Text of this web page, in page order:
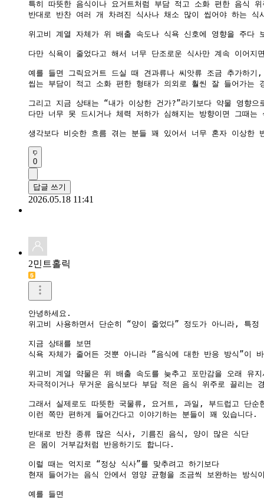
특히 따뜻한 음식이나 요거트처럼 부담 적고 소화 편한 음식
반대로 반찬 여러 개 차려진 식사나 채소 많이 씹어야 하는
위고비 계열 자체가 위 배출 속도나 식욕 신호에 영향을 주다
다만 식욕이 줄었다고 해서 너무 단조로운 식사만 계속 이어
예를 들면 그릭요거트 드실 때 견과류나 씨앗류 조금 추가하
씹는 부담이 적고 소화 편한 형태가 의외로 훨씬 잘 들어가는
그리고 지금 상태는 “내가 이상한 건가?”라기보다 약물 영향
다만 너무 못 드시거나 체력 저하가 심해지는 방향이면 그때
생각보다 비슷한 흐름 겪는 분들 꽤 있어서 너무 혼자 이상한
0
답글 쓰기
2026.05.18 11:41
2민트홀릭
안녕하세요.
위고비 사용하면서 단순히 “양이 줄었다” 정도가 아니라, 특
지금 상태를 보면
식욕 자체가 줄어든 것뿐 아니라 “음식에 대한 반응 방식”이
위고비 계열 약물은 위 배출 속도를 늦추고 포만감을 오래 유
자극적이거나 무거운 음식보다 부담 적은 음식 위주로 끌리는
그래서 실제로도 따뜻한 국물류, 요거트, 과일, 부드럽고 단순
이런 쪽만 편하게 들어간다고 이야기하는 분들이 꽤 있습니다.
반대로 반찬 종류 많은 식사, 기름진 음식, 양이 많은 식단
은 몸이 거부감처럼 반응하기도 합니다.
이럴 때는 억지로 “정상 식사”를 맞추려고 하기보다
현재 들어가는 음식 안에서 영양 균형을 조금씩 보완하는 방식
예를 들면